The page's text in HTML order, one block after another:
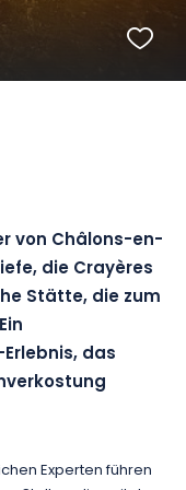
von Châlons-en-
die Crayères
Stätte, die zum
das
Experten führen